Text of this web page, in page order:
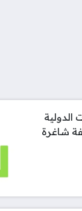
29 وظيفة شاغرة